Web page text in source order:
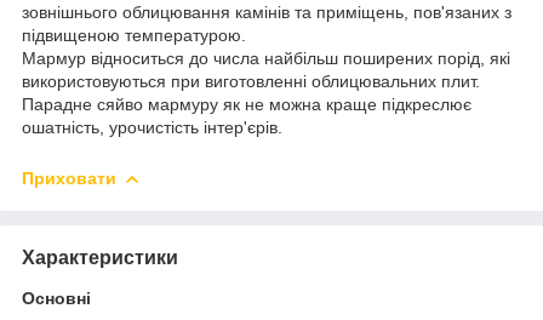
зовнішнього облицювання камінів та приміщень, пов'язаних з
підвищеною температурою.
Мармур відноситься до числа найбільш поширених порід, які
використовуються при виготовленні облицювальних плит.
Парадне сяйво мармуру як не можна краще підкреслює
ошатність, урочистість інтер'єрів.
Приховати
Характеристики
Основні